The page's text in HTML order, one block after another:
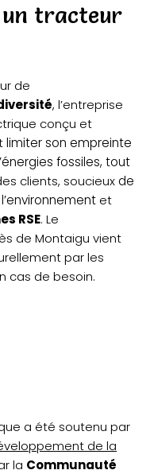
un tracteur
de
, l’entreprise
conçu et
limiter son empreinte
fossiles, tout
clients, soucieuxde
et
RSE. Le
de Montaigu vient
par les
cas de besoin.
a été soutenu par
de la
la Communauté